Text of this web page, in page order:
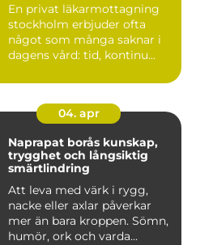
En privat läkarmottagning
stockholm erbjuder ofta
något som många saknar i
dagens vård: tid, kontinu...
04. apr
Naprapat borås kunskap,
trygghet och långsiktig
smärtlindring
Att leva med värk i rygg,
nacke eller axlar påverkar
mer än bara kroppen. Sömn,
humör, ork och varda...